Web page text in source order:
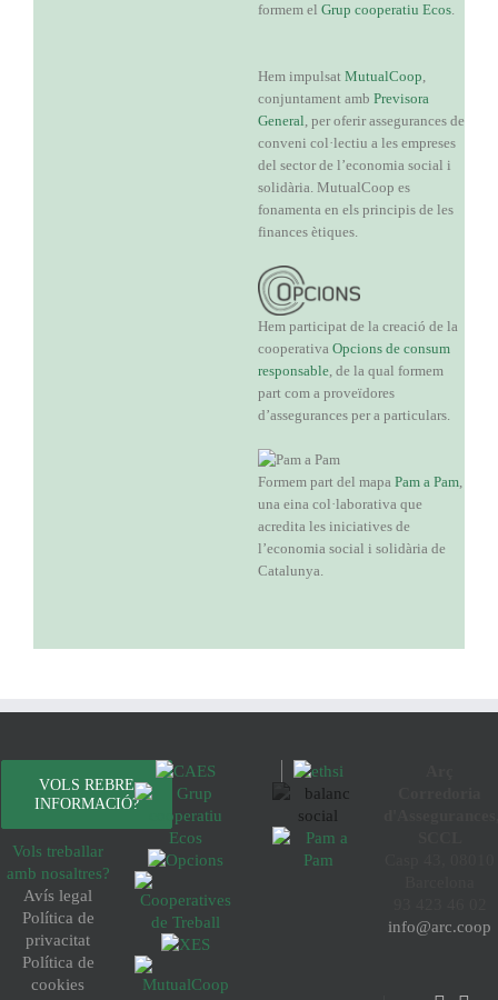
formem el Grup cooperatiu Ecos.
Hem impulsat MutualCoop,
conjuntament amb Previsora
General, per oferir assegurances de
conveni col·lectiu a les empreses
del sector de l’economia social i
solidària. MutualCoop es
fonamenta en els principis de les
finances ètiques.
Hem participat de la creació de la
cooperativa Opcions de consum
responsable, de la qual formem
part com a proveïdores
d’assegurances per a particulars.
Formem part del mapa Pam a Pam,
una eina col·laborativa que
acredita les iniciatives de
l’economia social i solidària de
Catalunya.
VOLS REBRE
INFORMACIÓ?
Vols treballar
amb nosaltres?
Avís legal
Política de
privacitat
Política de
cookies
info@arc.coop